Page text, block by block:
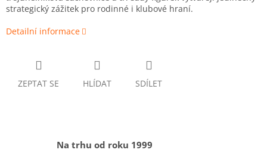
strategický zážitek pro rodinné i klubové hraní.
Detailní informace
ZEPTAT SE HLÍDAT SDÍLET
Na trhu od roku 1999